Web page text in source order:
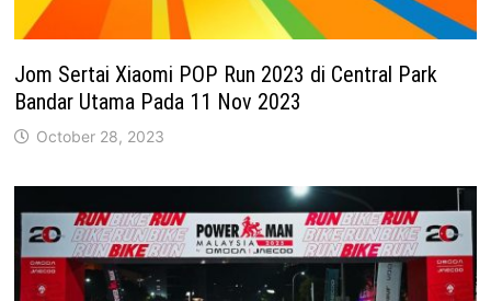
Jom Sertai Xiaomi POP Run 2023 di Central Park
Bandar Utama Pada 11 Nov 2023
October 28, 2023